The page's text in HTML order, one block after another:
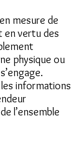
mesure de
en vertu des
physique ou
informations
l’ensemble